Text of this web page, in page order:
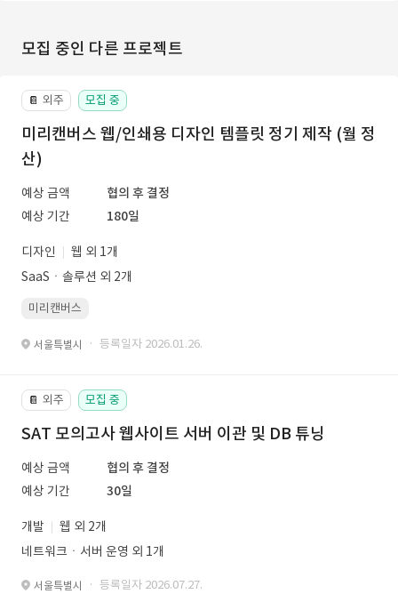
모집 중인 다른 프로젝트
📔 외주 모집 중
미리캔버스 웹/인쇄용 디자인 템플릿 정기 제작 (월 정
산)
예상 금액
협의 후 결정
예상 기간
180일
디자인
웹 외 1개
SaaSㆍ솔루션 외 2개
미리캔버스
서울특별시 · 등록일자 2026.01.26.
📔 외주 모집 중
SAT 모의고사 웹사이트 서버 이관 및 DB 튜닝
예상 금액
협의 후 결정
예상 기간
30일
개발
웹 외 2개
네트워크ㆍ서버 운영 외 1개
서울특별시 · 등록일자 2026.07.27.